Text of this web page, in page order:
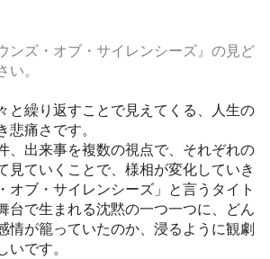
ンズ・オブ・サイレンシーズ』の見ど
。
繰り返すことで見えてくる、 人生の
痛さです。
出来事を複数の視点で、 それぞれの
ていくことで、 様相が変化していき
オブ・サイレンシーズ」 と言うタイト
台で生まれる沈黙の一つ一つに、 どん
が籠っていたのか、 浸るように観劇
です。